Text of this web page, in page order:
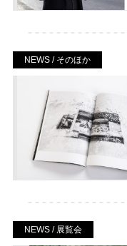
NEWS / そのほか
NEWS / 展覧会